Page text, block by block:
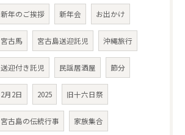
新年のご挨拶 新年会 お出かけ
宮古馬 宮古島送迎託児 沖縄旅行
送迎付き託児 民謡居酒屋 節分
2月2日 2025 旧十六日祭
宮古島の伝統行事 家族集合